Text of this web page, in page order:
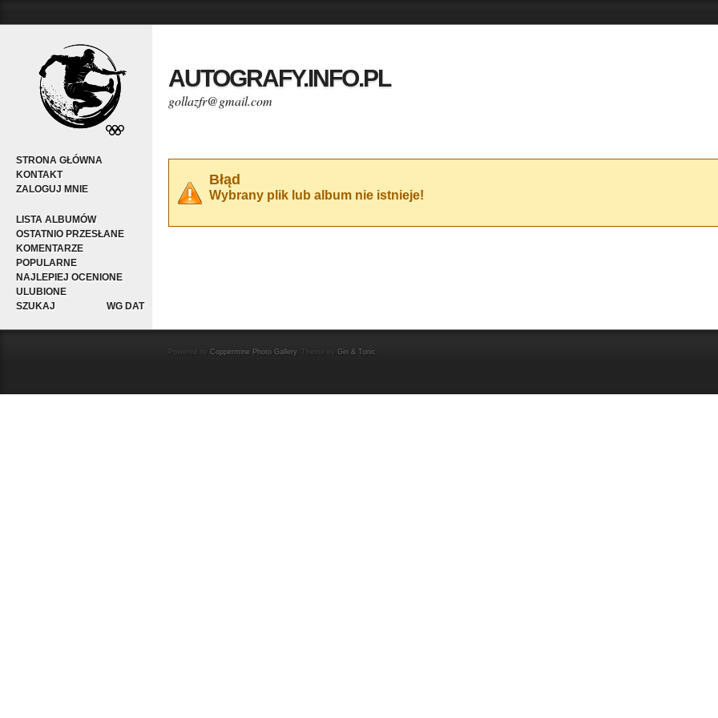
STRONA GŁÓWNA
KONTAKT
ZALOGUJ MNIE
LISTA ALBUMÓW
OSTATNIO PRZESŁANE
KOMENTARZE
POPULARNE
NAJLEPIEJ OCENIONE
ULUBIONE
WG DAT
SZUKAJ
AUTOGRAFY.INFO.PL
gollazfr@gmail.com
Błąd
Wybrany plik lub album nie istnieje!
Powered by Coppermine Photo Gallery. Theme by Gin & Tonic